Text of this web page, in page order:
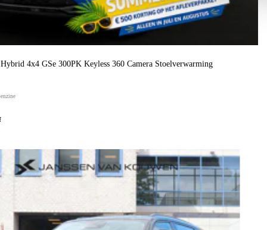
4x4 GSe 300PK Keyless 360 Camera Stoelverwarming